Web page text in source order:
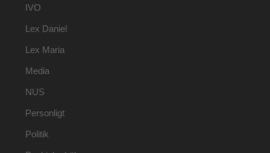
IVO
Lex Daniel
Lex Maria
Media
NUS
Personligt
Politik